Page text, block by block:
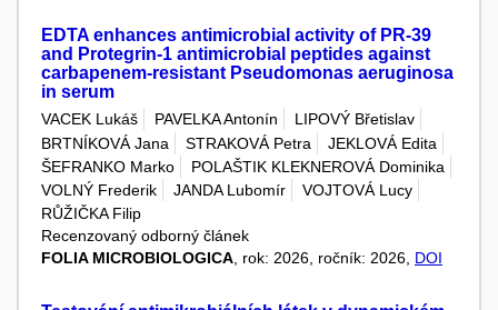
EDTA enhances antimicrobial activity of PR-39
and Protegrin-1 antimicrobial peptides against
carbapenem-resistant Pseudomonas aeruginosa
in serum
VACEK Lukáš PAVELKA Antonín
LIPOVÝ Břetislav
BRTNÍKOVÁ Jana
STRAKOVÁ Petra
JEKLOVÁ Edita
ŠEFRANKO Marko
POLAŠTIK KLEKNEROVÁ Dominika
VOLNÝ Frederik
JANDA Lubomír
VOJTOVÁ Lucy
RŮŽIČKA Filip
Recenzovaný odborný článek
FOLIA MICROBIOLOGICA, rok: 2026, ročník: 2026, DOI